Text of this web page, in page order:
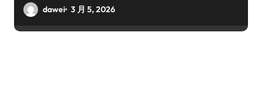
dawei 3 月 5, 2026